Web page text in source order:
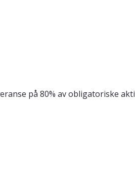
på 80% av obligatoriske